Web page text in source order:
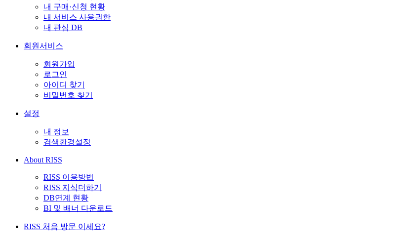
내 구매·신청 현황
내 서비스 사용권한
내 관심 DB
회원서비스
회원가입
로그인
아이디 찾기
비밀번호 찾기
설정
내 정보
검색환경설정
About RISS
RISS 이용방법
RISS 지식더하기
DB연계 현황
BI 및 배너 다운로드
RISS 처음 방문 이세요?